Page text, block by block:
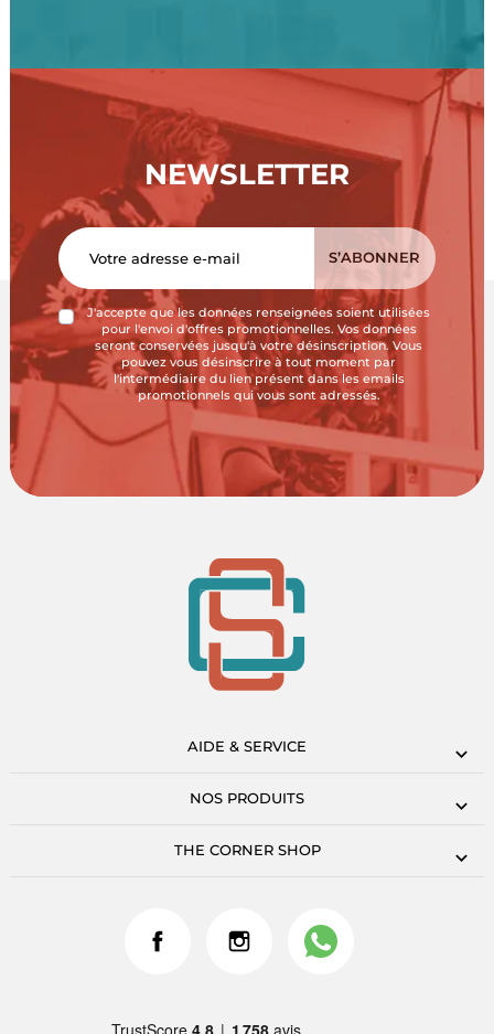
NEWSLETTER
J'accepte que les données renseignées soient utilisées
pour l'envoi d'offres promotionnelles. Vos données
seront conservées jusqu'à votre désinscription. Vous
pouvez vous désinscrire à tout moment par
l'intermédiaire du lien présent dans les emails
promotionnels qui vous sont adressés.
AIDE & SERVICE
NOS PRODUITS
THE CORNER SHOP